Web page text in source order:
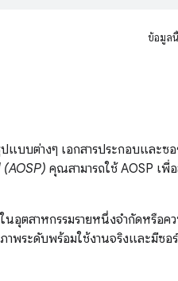
ข้อมูล
บบต่างๆ เอกสารประกอบและซ
(AOSP) คุณสามารถใช้ AOSP เพื่
อุตสาหกรรมรายหนึ่งจำกัดหรือค
ระดับพร้อมใช้งานจริงและมีซอ